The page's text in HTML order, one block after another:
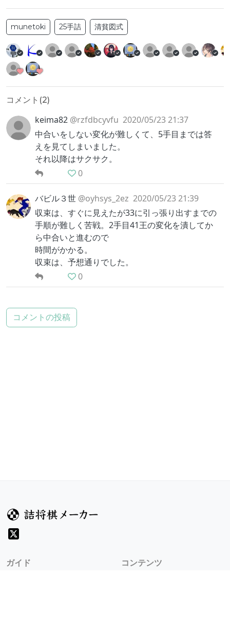
munetoki 25手詰 清貧図式
コメント(2)
keima82 @rzfdbcyvfu 2020/05/23 21:37
中合いをしない変化が難しくて、5手目までは答
えを見てしまいました。
それ以降はサクサク。
0
バビル３世 @oyhsys_2ez 2020/05/23 21:39
収束は、すぐに見えたが33に引っ張り出すまでの
手順が難しく苦戦。2手目41王の変化を潰してか
ら中合いと進むので
時間がかかる。
収束は、予想通りでした。
0
コメントの投稿
ガイド
コンテンツ